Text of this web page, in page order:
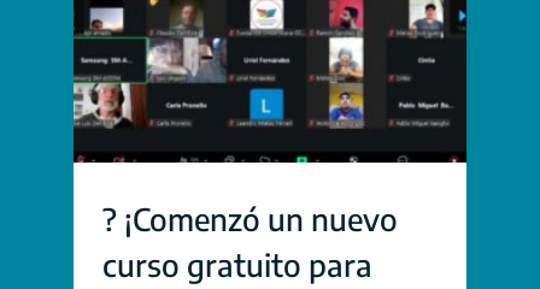
? ¡Comenzó un nuevo
curso gratuito para